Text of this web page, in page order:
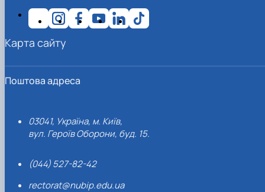
Поштова адреса
03041, Україна, м. Київ,
вул. Героїв Оборони, буд. 15.
(044) 527-82-42
rectorat@nubip.edu.ua
Карта сайту